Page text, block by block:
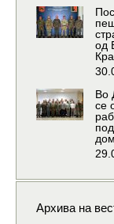
од
Во
се
Архива на